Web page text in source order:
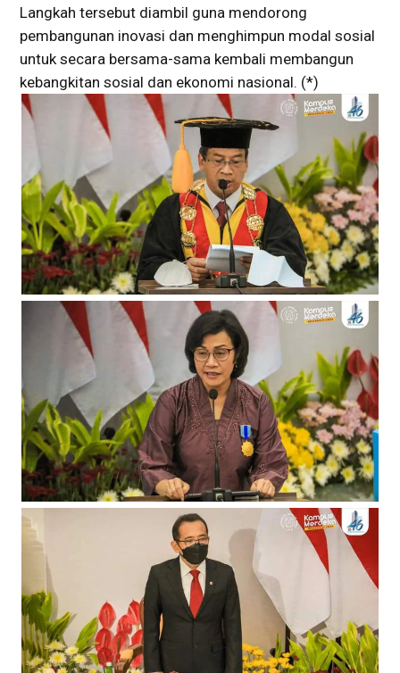
Langkah tersebut diambil guna mendorong
pembangunan inovasi dan menghimpun modal sosial
untuk secara bersama-sama kembali membangun
kebangkitan sosial dan ekonomi nasional. (*)